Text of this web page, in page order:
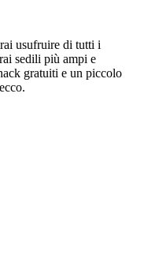
usufruire di tutti i
sedili più ampi e
gratuiti e un piccolo